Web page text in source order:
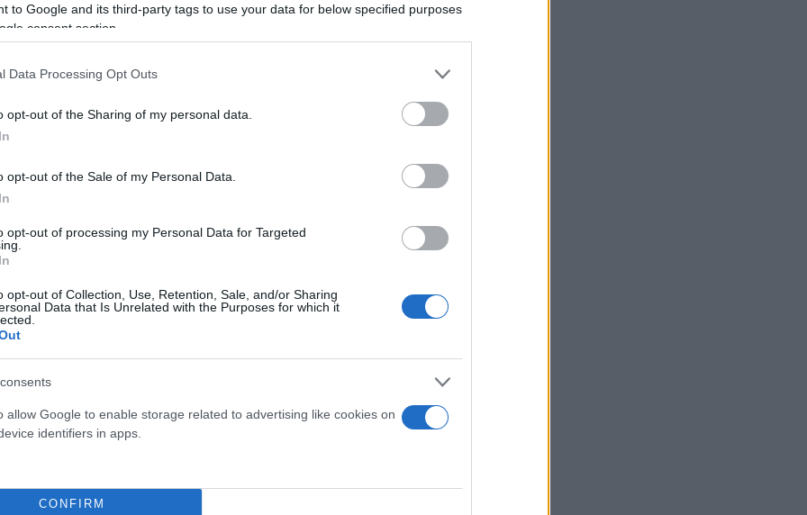
to Google and its third-party tags to use your data for below specified purposes
consent section.
Data Processing Opt Outs
opt-out of the Sharing of my personal data.
opt-out of the Sale of my Personal Data.
opt-out of processing my Personal Data for Targeted
opt-out of Collection, Use, Retention, Sale, and/or Sharing
Data that Is Unrelated with the Purposes for which it
allow Google to enable storage related to advertising like cookies on
identifiers in apps.
CONFIRM
Δημοκρατία στην Ανατολή καθώς ανατολικότερα
χώρα του και πρόσθεσε ότι προσδοκά την στήριξή τους και
Flash.grστην αναζήτηση τηςGoogle